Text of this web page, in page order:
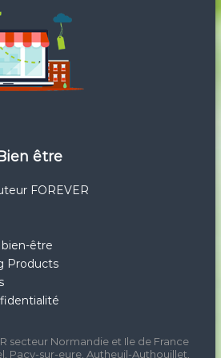
Bien être
FOREVER
être
Products
secteur Normandie et Ile de France
Pacy-sur-eure, Autheuil-Authouillet,